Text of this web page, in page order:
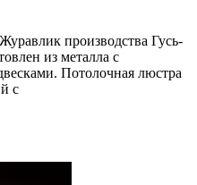
производства Гусь-
из металла с
Потолочная люстра
с